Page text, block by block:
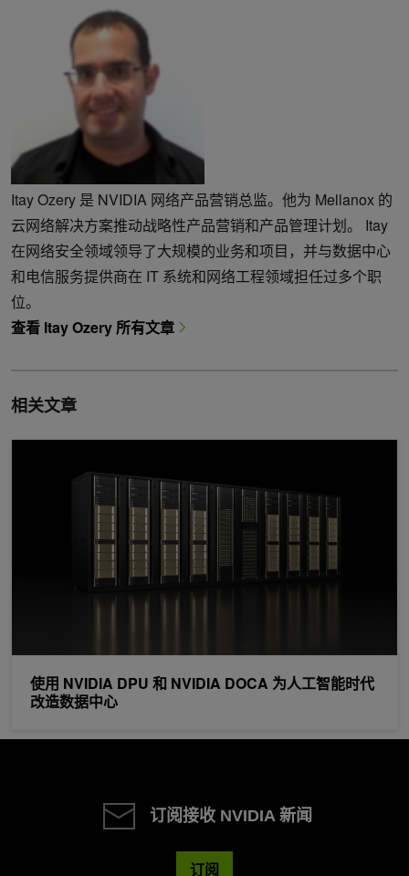
Itay Ozery 是 NVIDIA 网络产品营销总监。他为 Mellanox 的
云网络解决方案推动战略性产品营销和产品管理计划。 Itay
在网络安全领域领导了大规模的业务和项目，并与数据中心
和电信服务提供商在 IT 系统和网络工程领域担任过多个职
位。
查看 Itay Ozery 所有文章
相关文章
使用 NVIDIA DPU 和 NVIDIA DOCA 为人工智能时代
改造数据中心
订阅接收 NVIDIA 新闻
订阅